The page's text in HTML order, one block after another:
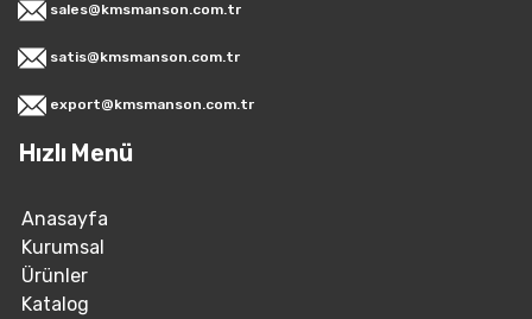
sales@kmsmanson.com.tr
satis@kmsmanson.com.tr
export@kmsmanson.com.tr
Hızlı Menü
Anasayfa
Kurumsal
Ürünler
Katalog